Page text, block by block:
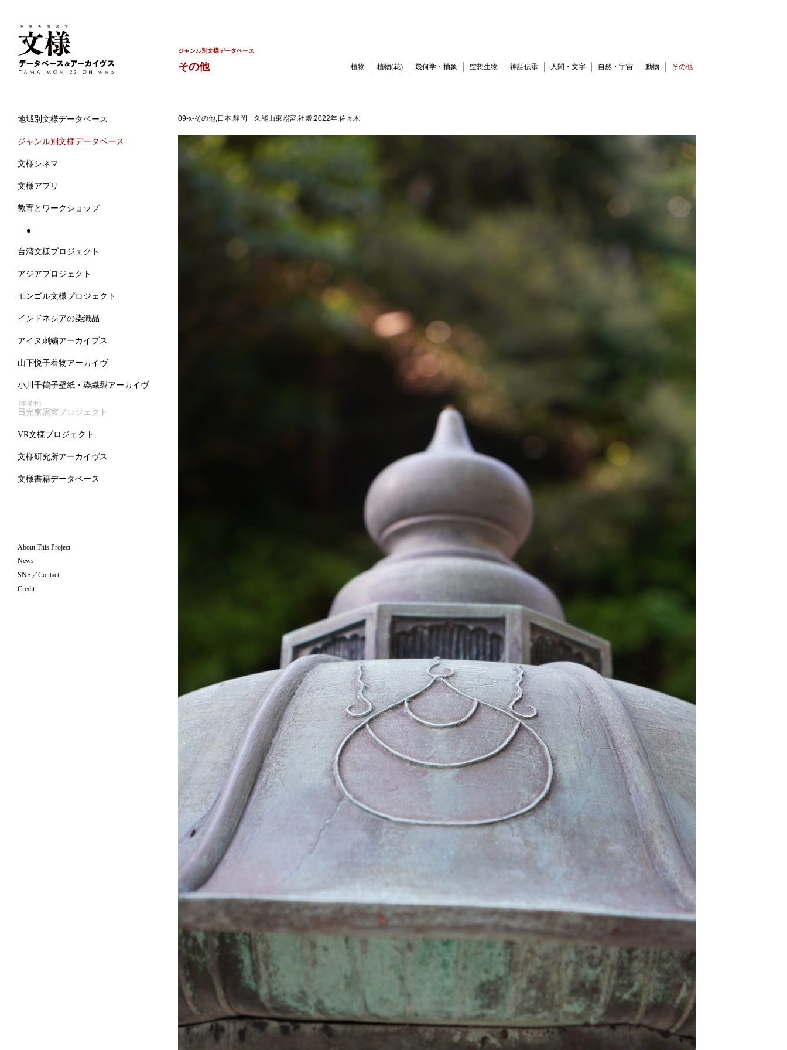
地域別文様データベース
ジャンル別文様データベース
文様シネマ
文様アプリ
教育とワークショップ
台湾文様プロジェクト
アジアプロジェクト
モンゴル文様プロジェクト
インドネシアの染織品
アイヌ刺繍アーカイブス
山下悦子着物アーカイヴ
小川千鶴子壁紙・染織裂アーカイヴ
［準備中］
日光東照宮プロジェクト
VR文様プロジェクト
文様研究所アーカイヴス
文様書籍データベース
About This Project
News
SNS／Contact
Credit
ジャンル別文様データベース
その他 植物 植物(花) 幾何学・抽象 空想生物 神話伝承 人間・文字 自然・宇宙 動物 その他
09-x-その他,日本,静岡 久能山東照宮,社殿,2022年,佐々木